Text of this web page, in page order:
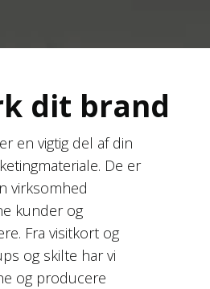
dit brand
en vigtig del af din
De er
virksomhed
kunder og
Fra visitkort og
og skilte har vi
og producere